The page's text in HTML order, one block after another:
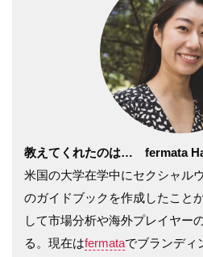
教えてくれたのは… fermata
米国の大学在学中にセクシャル
のガイドブックを作成したこと
して市場分析や海外プレイヤー
る。現在はfermataでブランディ